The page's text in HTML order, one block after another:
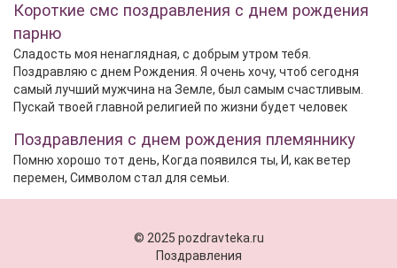
Короткие смс поздравления с днем рождения
парню
Сладость моя ненаглядная, с добрым утром тебя.
Поздравляю с днем Рождения. Я очень хочу, чтоб сегодня
самый лучший мужчина на Земле, был самым счастливым.
Пускай твоей главной религией по жизни будет человек
Поздравления с днем рождения племяннику
Помню хорошо тот день, Когда появился ты, И, как ветер
перемен, Символом стал для семьи.
© 2025 pozdravteka.ru
Поздравления